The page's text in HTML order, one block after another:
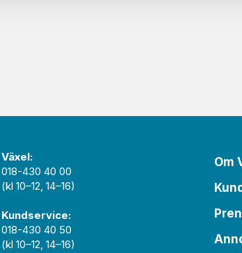
Växel:
018-430 40 00
(kl 10–12, 14–16)
Kundservice:
018-430 40 50
(kl 10–12, 14–16)
Om